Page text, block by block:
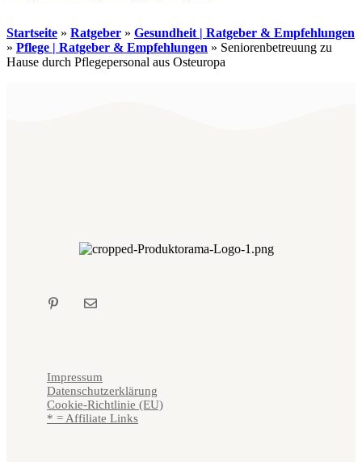
Startseite » Ratgeber » Gesundheit | Ratgeber & Empfehlungen
» Pflege | Ratgeber & Empfehlungen » Seniorenbetreuung zu
Hause durch Pflegepersonal aus Osteuropa
Impressum
Datenschutzerklärung
Cookie-Richtlinie (EU)
* = Affiliate Links